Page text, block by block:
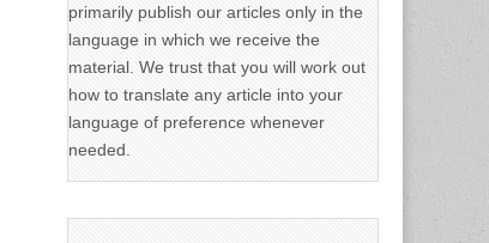
primarily publish our articles only in the
language in which we receive the
material. We trust that you will work out
how to translate any article into your
language of preference whenever
needed.